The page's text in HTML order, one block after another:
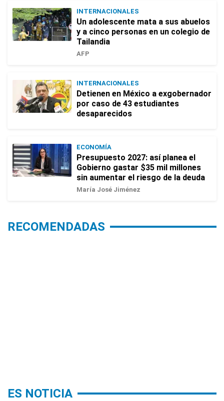
INTERNACIONALES
Un adolescente mata a sus abuelos
y a cinco personas en un colegio de
Tailandia
AFP
INTERNACIONALES
Detienen en México a exgobernador
por caso de 43 estudiantes
desaparecidos
ECONOMÍA
Presupuesto 2027: así planea el
Gobierno gastar $35 mil millones
sin aumentar el riesgo de la deuda
María José Jiménez
RECOMENDADAS
ES NOTICIA